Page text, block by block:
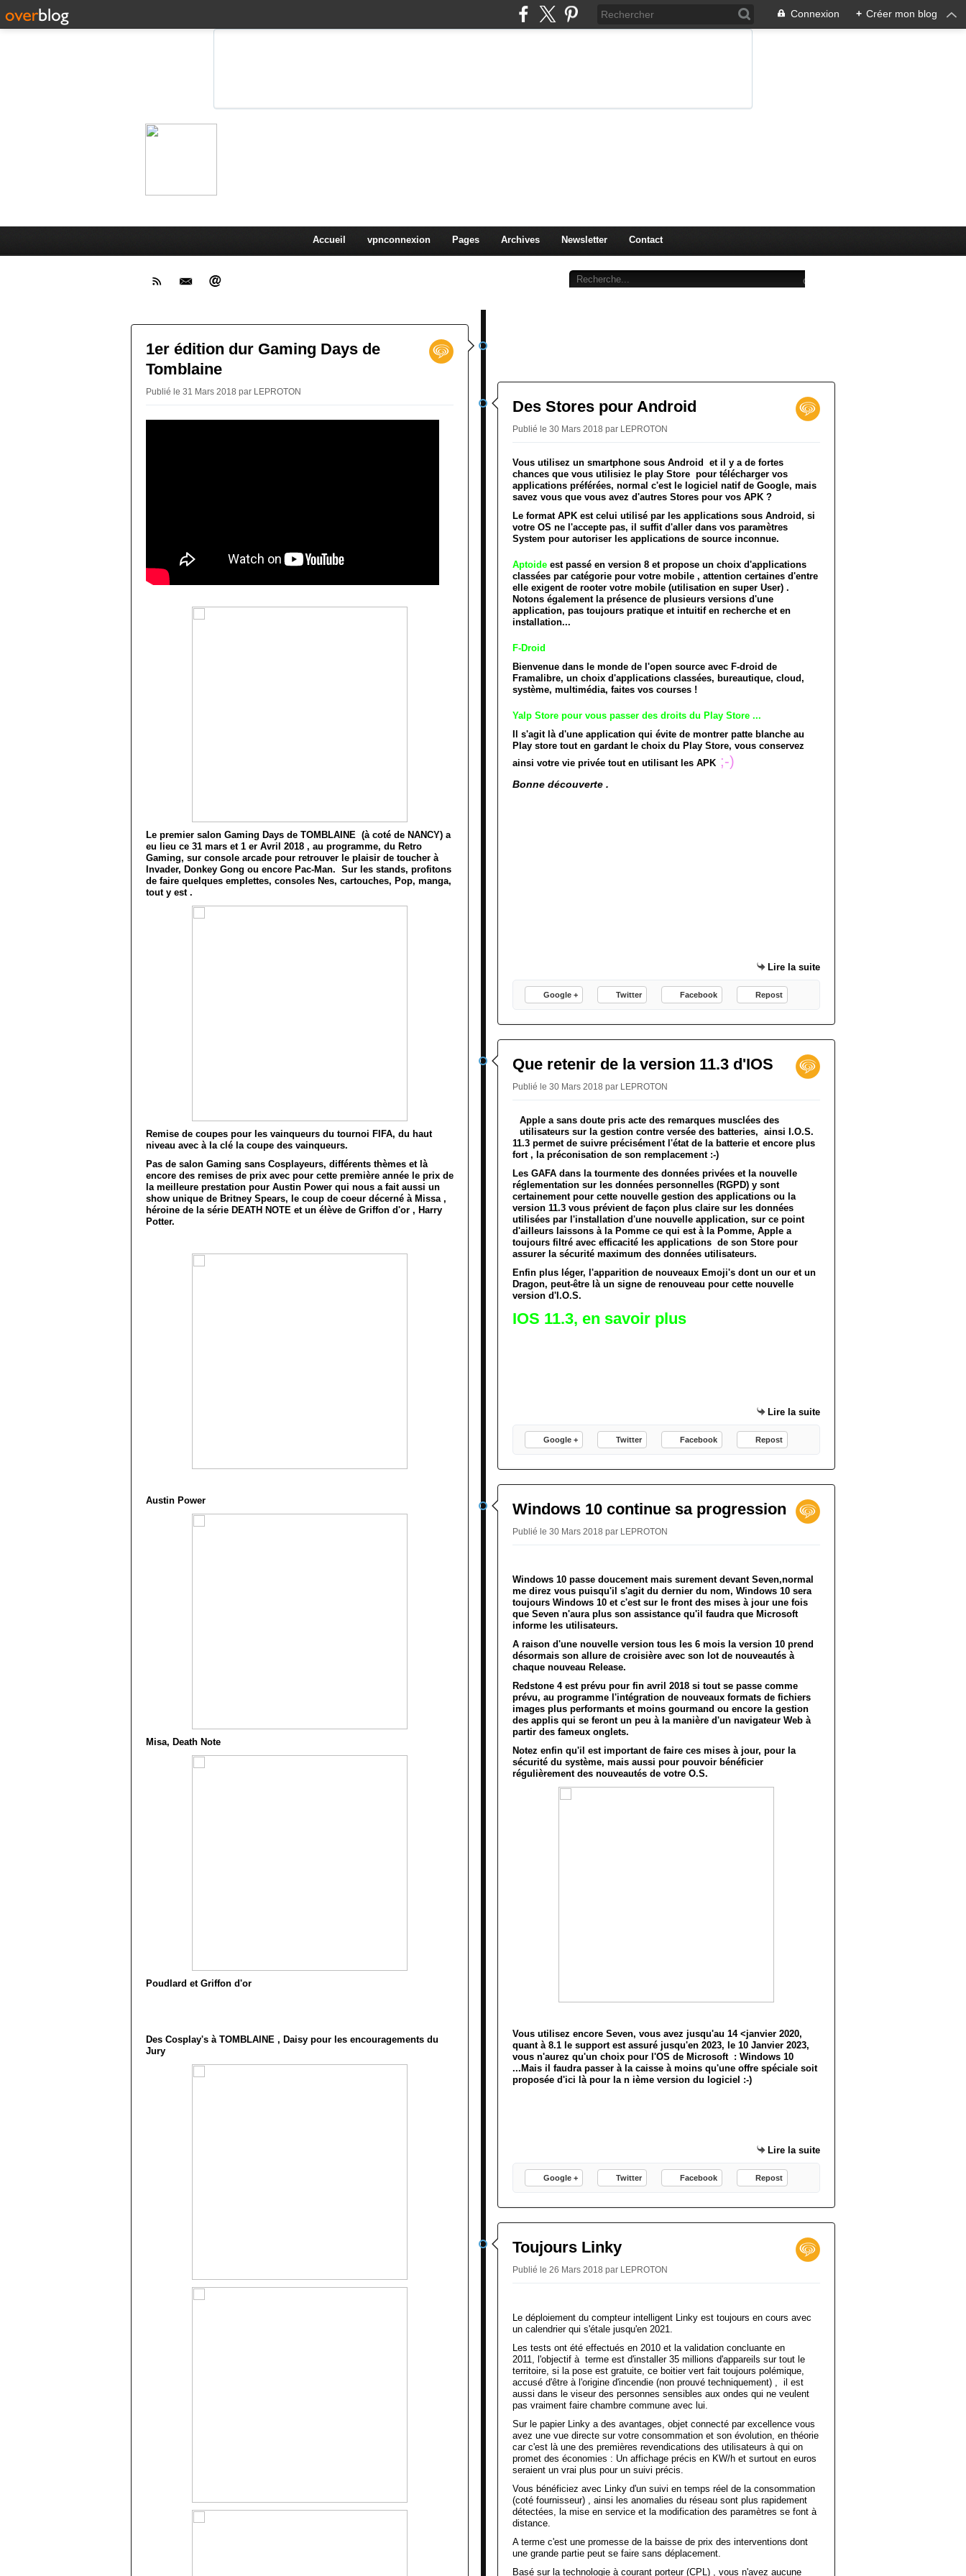
Connexion + Créer mon blog
Accueil vpnconnexion Pages Archives Newsletter Contact
1er édition dur Gaming Days de
Tomblaine
Publié le 31 Mars 2018 par LEPROTON
Le premier salon Gaming Days de TOMBLAINE (à coté de NANCY) a
eu lieu ce 31 mars et 1 er Avril 2018 , au programme, du Retro
Gaming, sur console arcade pour retrouver le plaisir de toucher à
Invader, Donkey Gong ou encore Pac-Man. Sur les stands, profitons
de faire quelques emplettes, consoles Nes, cartouches, Pop, manga,
tout y est .
Remise de coupes pour les vainqueurs du tournoi FIFA, du haut
niveau avec à la clé la coupe des vainqueurs.
Pas de salon Gaming sans Cosplayeurs, différents thèmes et là
encore des remises de prix avec pour cette première année le prix de
la meilleure prestation pour Austin Power qui nous a fait aussi un
show unique de Britney Spears, le coup de coeur décerné à Missa ,
héroine de la série DEATH NOTE et un élève de Griffon d'or , Harry
Potter.
Austin Power
Misa, Death Note
Poudlard et Griffon d'or
Des Cosplay's à TOMBLAINE , Daisy pour les encouragements du
Jury
Des Stores pour Android
Publié le 30 Mars 2018 par LEPROTON
Vous utilisez un smartphone sous Android et il y a de fortes
chances que vous utilisiez le play Store pour télécharger vos
applications préférées, normal c'est le logiciel natif de Google, mais
savez vous que vous avez d'autres Stores pour vos APK ?
Le format APK est celui utilisé par les applications sous Android, si
votre OS ne l'accepte pas, il suffit d'aller dans vos paramètres
System pour autoriser les applications de source inconnue.
Aptoide est passé en version 8 et propose un choix d'applications
classées par catégorie pour votre mobile , attention certaines d'entre
elle exigent de rooter votre mobile (utilisation en super User) .
Notons également la présence de plusieurs versions d'une
application, pas toujours pratique et intuitif en recherche et en
installation...
F-Droid
Bienvenue dans le monde de l'open source avec F-droid de
Framalibre, un choix d'applications classées, bureautique, cloud,
système, multimédia, faites vos courses !
Yalp Store pour vous passer des droits du Play Store ...
Il s'agit là d'une application qui évite de montrer patte blanche au
Play store tout en gardant le choix du Play Store, vous conservez
ainsi votre vie privée tout en utilisant les APK ;-)
Bonne découverte .
Lire la suite
Google + Twitter Facebook Repost
Que retenir de la version 11.3 d'IOS
Publié le 30 Mars 2018 par LEPROTON
Apple a sans doute pris acte des remarques musclées des
utilisateurs sur la gestion contre versée des batteries, ainsi I.O.S.
11.3 permet de suivre précisément l'état de la batterie et encore plus
fort , la préconisation de son remplacement :-)
Les GAFA dans la tourmente des données privées et la nouvelle
réglementation sur les données personnelles (RGPD) y sont
certainement pour cette nouvelle gestion des applications ou la
version 11.3 vous prévient de façon plus claire sur les données
utilisées par l'installation d'une nouvelle application, sur ce point
d'ailleurs laissons à la Pomme ce qui est à la Pomme, Apple a
toujours filtré avec efficacité les applications de son Store pour
assurer la sécurité maximum des données utilisateurs.
Enfin plus léger, l'apparition de nouveaux Emoji's dont un our et un
Dragon, peut-être là un signe de renouveau pour cette nouvelle
version d'I.O.S.
IOS 11.3, en savoir plus
Lire la suite
Google + Twitter Facebook Repost
Windows 10 continue sa progression
Publié le 30 Mars 2018 par LEPROTON
Windows 10 passe doucement mais surement devant Seven,normal
me direz vous puisqu'il s'agit du dernier du nom, Windows 10 sera
toujours Windows 10 et c'est sur le front des mises à jour une fois
que Seven n'aura plus son assistance qu'il faudra que Microsoft
informe les utilisateurs.
A raison d'une nouvelle version tous les 6 mois la version 10 prend
désormais son allure de croisière avec son lot de nouveautés à
chaque nouveau Release.
Redstone 4 est prévu pour fin avril 2018 si tout se passe comme
prévu, au programme l'intégration de nouveaux formats de fichiers
images plus performants et moins gourmand ou encore la gestion
des applis qui se feront un peu à la manière d'un navigateur Web à
partir des fameux onglets.
Notez enfin qu'il est important de faire ces mises à jour, pour la
sécurité du système, mais aussi pour pouvoir bénéficier
régulièrement des nouveautés de votre O.S.
Vous utilisez encore Seven, vous avez jusqu'au 14 <janvier 2020,
quant à 8.1 le support est assuré jusqu'en 2023, le 10 Janvier 2023,
vous n'aurez qu'un choix pour l'OS de Microsoft : Windows 10
...Mais il faudra passer à la caisse à moins qu'une offre spéciale soit
proposée d'ici là pour la n ième version du logiciel :-)
Lire la suite
Google + Twitter Facebook Repost
Toujours Linky
Publié le 26 Mars 2018 par LEPROTON
Le déploiement du compteur intelligent Linky est toujours en cours avec
un calendrier qui s'étale jusqu'en 2021.
Les tests ont été effectués en 2010 et la validation concluante en
2011, l'objectif à terme est d'installer 35 millions d'appareils sur tout le
territoire, si la pose est gratuite, ce boitier vert fait toujours polémique,
accusé d'être à l'origine d'incendie (non prouvé techniquement) , il est
aussi dans le viseur des personnes sensibles aux ondes qui ne veulent
pas vraiment faire chambre commune avec lui.
Sur le papier Linky a des avantages, objet connecté par excellence vous
avez une vue directe sur votre consommation et son évolution, en théorie
car c'est là une des premières revendications des utilisateurs à qui on
promet des économies : Un affichage précis en KW/h et surtout en euros
seraient un vrai plus pour un suivi précis.
Vous bénéficiez avec Linky d'un suivi en temps réel de la consommation
(coté fournisseur) , ainsi les anomalies du réseau sont plus rapidement
détectées, la mise en service et la modification des paramètres se font à
distance.
A terme c'est une promesse de la baisse de prix des interventions dont
une grande partie peut se faire sans déplacement.
Basé sur la technologie à courant porteur (CPL) , vous n'avez aucune